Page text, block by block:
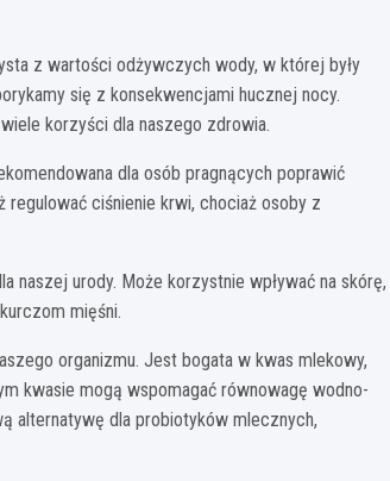
z wartości odżywczych wody, w której były
się z konsekwencjami hucznej nocy.
korzyści dla naszego zdrowia.
dla osób pragnących poprawić
ciśnienie krwi, chociaż osoby z
naszej urody. Może korzystnie wpływać na skórę,
mięśni.
organizmu. Jest bogata w kwas mlekowy,
kwasie mogą wspomagać równowagę wodno-
alternatywę dla probiotyków mlecznych,